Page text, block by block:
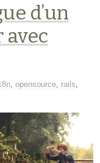
d’un
,opensource rails